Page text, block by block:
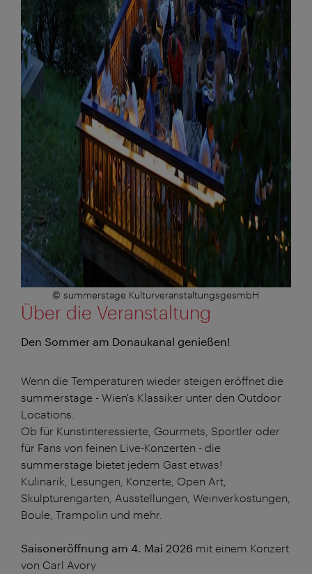
© summerstage KulturveranstaltungsgesmbH
Über die Veranstaltung
Den Sommer am Donaukanal genießen!
Wenn die Temperaturen wieder steigen eröffnet die
summerstage - Wien's Klassiker unter den Outdoor
Locations.
Ob für Kunstinteressierte, Gourmets, Sportler oder
für Fans von feinen Live-Konzerten - die
summerstage bietet jedem Gast etwas!
Kulinarik, Lesungen, Konzerte, Open Art,
Skulpturengarten, Ausstellungen, Weinverkostungen,
Boule, Trampolin und mehr.
Saisoneröffnung am 4. Mai 2026 mit einem Konzert
von Carl Avory